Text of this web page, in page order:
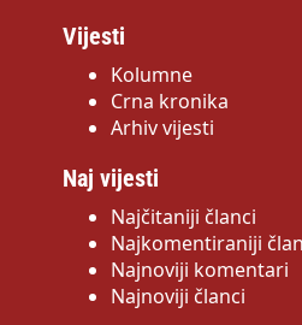
Vijesti
Kolumne
Crna kronika
Arhiv vijesti
Naj vijesti
Najčitaniji članci
Najkomentiraniji
Najnoviji komentari
Najnoviji članci